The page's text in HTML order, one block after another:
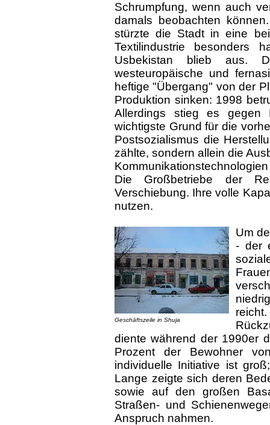
Schrumpfung, wenn auch
damals beobachten
stürzte die Stadt in eine
Textilindustrie besonders
Usbekistan blieb aus.
westeuropäische und
heftige "Übergang" von der
Produktion sinken: 1998
Allerdings stieg es
wichtigste Grund für die
Postsozialismus die
zählte, sondern allein die
Die Großbetriebe der
Verschiebung. Ihre volle
nutzen.
Geschäftszeile in Shuja
Um
- der
diente während der 1990er
Prozent der Bewohner
individuelle Initiative ist
Lange zeigte sich deren
sowie auf den großen
Straßen- und
Anspruch nahmen.